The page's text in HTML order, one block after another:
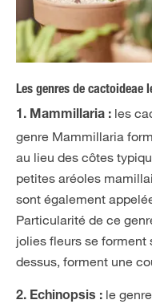
Les genres de cactoideae
1. Mammillaria : les
genre Mammillaria
au lieu des côtes
petites aréoles
sont également
Particularité de ce
jolies fleurs se forment
dessus, forment une
2. Echinopsis : le